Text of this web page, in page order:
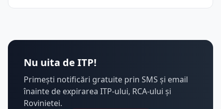
Nu uita de ITP!
Primești notificări gratuite prin SMS și email
înainte de expirarea ITP-ului, RCA-ului și
Rovinietei.